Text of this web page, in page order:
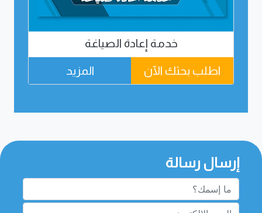
خدمة إعادة الصياغة
اطلب بحثك الآن المزيد
إرسال رسالة